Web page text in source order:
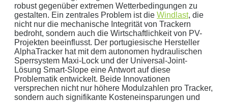
Geben Sie hier Ihren jährlichen Stromverbrauch an
kWh
Wir empfehlen: kWp Anlage sowie einen kWp
Speicher.
Aktuellen Strompreis anpassen
€/kWh
Hinweis:Dies ist eine Beispielrechnung
robust gegenüber extremen Wetterbedingungen zu
gestalten. Ein zentrales Problem ist die Windlast, die
nicht nur die mechanische Integrität von Trackern
bedroht, sondern auch die Wirtschaftlichkeit von PV-
Projekten beeinflusst. Der portugiesische Hersteller
AlphaTracker hat mit dem autonomen hydraulischen
Sperrsystem Maxi-Lock und der Universal-Joint-
Lösung Smart-Slope eine Antwort auf diese
Problematik entwickelt. Beide Innovationen
versprechen nicht nur höhere Modulzahlen pro Tracker,
sondern auch signifikante Kosteneinsparungen und